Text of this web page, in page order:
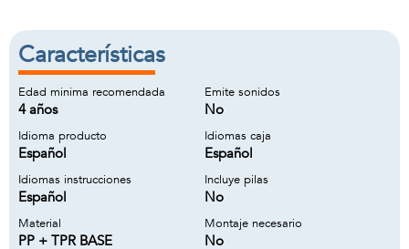
Características
Edad minima recomendada
4 años
Emite sonidos
No
Idioma producto
Español
Idiomas caja
Español
Idiomas instrucciones
Español
Incluye pilas
No
Material
PP + TPR BASE
Montaje necesario
No